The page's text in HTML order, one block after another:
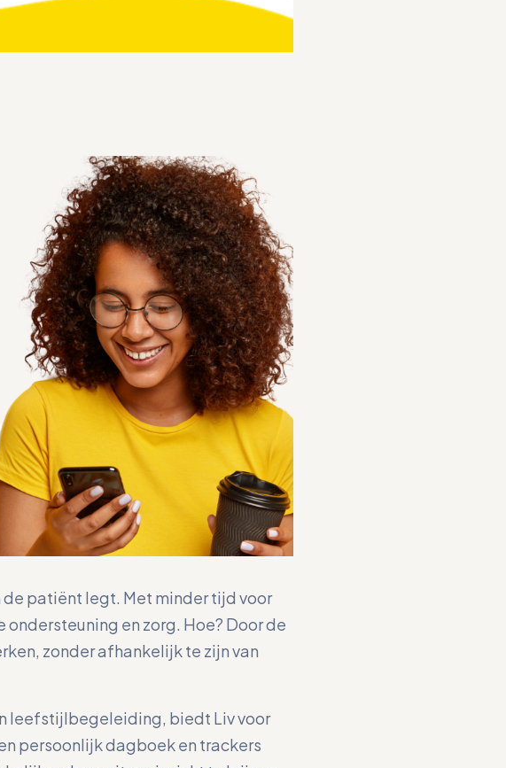
patiënt legt. Met minder tijd voor
en zorg. Hoe? Door de
zonder afhankelijk te zijn van
leefstijlbegeleiding, biedt Liv voor
persoonlijk dagboek en trackers